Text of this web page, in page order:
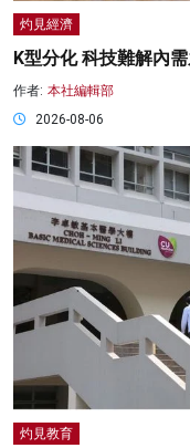
灼見經濟
K型分化 科技難解內
作者: 本社編輯部
2026-08-06
灼見教育